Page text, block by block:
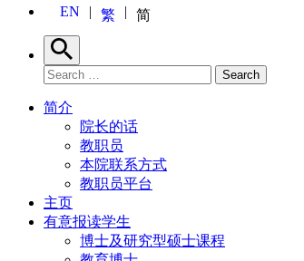
EN 繁 简
Search
Search for: Search
简介
院长的话
教职员
本院联系方式
教职员平台
主页
有意报读学生
博士及研究型硕士课程